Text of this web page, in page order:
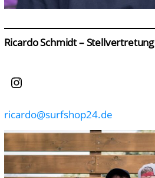
Ricardo Schmidt – Stellvertretung
Instagram
ricardo@surfshop24.de